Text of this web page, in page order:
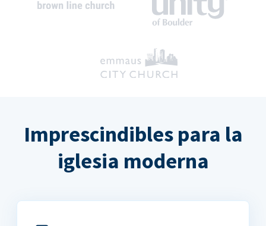
Imprescindibles para la
iglesia moderna